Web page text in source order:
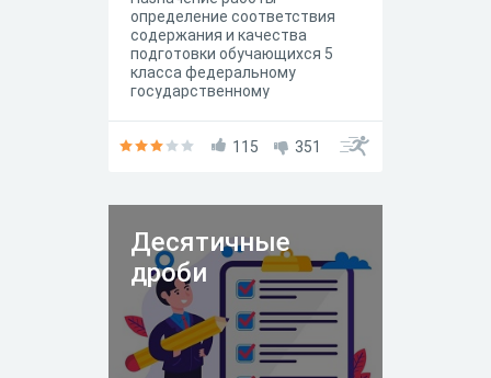
определение соответствия
содержания и качества
подготовки обучающихся 5
класса федеральному
государственному
общей школы. 115 351
Десятичные
дроби